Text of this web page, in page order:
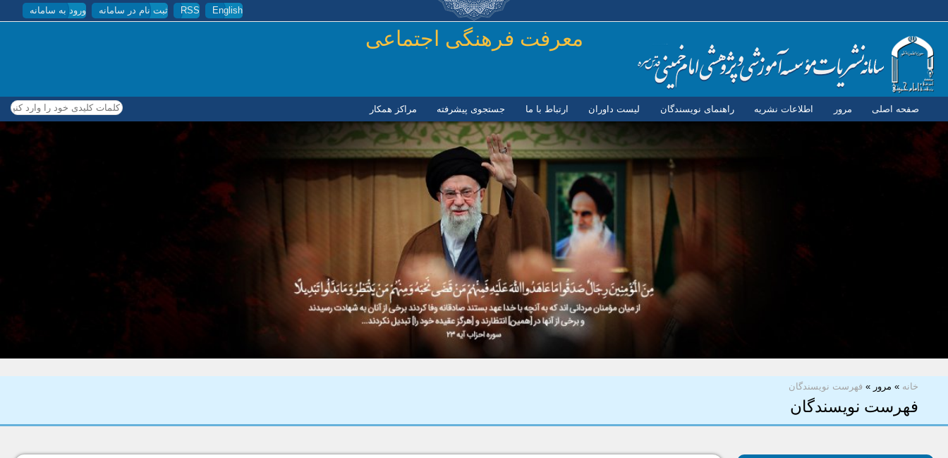
رفتن به محتوای اصلی English
RSS ثبت نام در سامانه ورود به سامانه
معرفت فرهنگی اجتماعی
صفحه اصلی مرور اطلاعات نشریه راهنمای نویسندگان لیست داوران ارتباط با ما جستجوی پیشرفته مراكز همكار کلمات کلیدی خود را وارد کنید
شما اینجا هستید
خانه » مرور » فهرست نویسندگان
فهرست نویسندگان